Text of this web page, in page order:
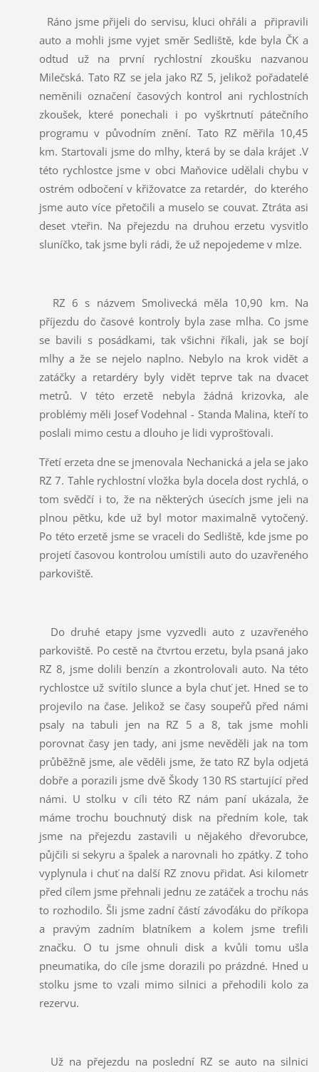
Ráno jsme přijeli do servisu, kluci ohřáli a připravili
auto a mohli jsme vyjet směr Sedliště, kde byla ČK a
odtud už na první rychlostní zkoušku nazvanou
Milečská. Tato RZ se jela jako RZ 5, jelikož pořadatelé
neměnili označení časových kontrol ani rychlostních
zkoušek, které ponechali i po vyškrtnutí pátečního
programu v původním znění. Tato RZ měřila 10,45
km. Startovali jsme do mlhy, která by se dala krájet .V
této rychlostce jsme v obci Maňovice udělali chybu v
ostrém odbočení v křižovatce za retardér, do kterého
jsme auto více přetočili a muselo se couvat. Ztráta asi
deset vteřin. Na přejezdu na druhou erzetu vysvitlo
sluníčko, tak jsme byli rádi, že už nepojedeme v mlze.
RZ 6 s názvem Smolivecká měla 10,90 km. Na
příjezdu do časové kontroly byla zase mlha. Co jsme
se bavili s posádkami, tak všichni říkali, jak se bojí
mlhy a že se nejelo naplno. Nebylo na krok vidět a
zatáčky a retardéry byly vidět teprve tak na dvacet
metrů. V této erzetě nebyla žádná krizovka, ale
problémy měli Josef Vodehnal - Standa Malina, kteří to
poslali mimo cestu a dlouho je lidi vyprošťovali.
Třetí erzeta dne se jmenovala Nechanická a jela se jako
RZ 7. Tahle rychlostní vložka byla docela dost rychlá, o
tom svědčí i to, že na některých úsecích jsme jeli na
plnou pětku, kde už byl motor maximalně vytočený.
Po této erzetě jsme se vraceli do Sedliště, kde jsme po
projetí časovou kontrolou umístili auto do uzavřeného
parkoviště.
Do druhé etapy jsme vyzvedli auto z uzavřeného
parkoviště. Po cestě na čtvrtou erzetu, byla psaná jako
RZ 8, jsme dolili benzín a zkontrolovali auto. Na této
rychlostce už svítilo slunce a byla chuť jet. Hned se to
projevilo na čase. Jelikož se časy soupeřů před námi
psaly na tabuli jen na RZ 5 a 8, tak jsme mohli
porovnat časy jen tady, ani jsme nevěděli jak na tom
průběžně jsme, ale věděli jsme, že tato RZ byla odjetá
dobře a porazili jsme dvě Škody 130 RS startující před
námi. U stolku v cíli této RZ nám paní ukázala, že
máme trochu bouchnutý disk na předním kole, tak
jsme na přejezdu zastavili u nějakého dřevorubce,
půjčili si sekyru a špalek a narovnali ho zpátky. Z toho
vyplynula i chuť na další RZ znovu přidat. Asi kilometr
před cílem jsme přehnali jednu ze zatáček a trochu nás
to rozhodilo. Šli jsme zadní částí závoďáku do příkopa
a pravým zadním blatníkem a kolem jsme trefili
značku. O tu jsme ohnuli disk a kvůli tomu ušla
pneumatika, do cíle jsme dorazili po prázdné. Hned u
stolku jsme to vzali mimo silnici a přehodili kolo za
rezervu.
Už na přejezdu na poslední RZ se auto na silnici